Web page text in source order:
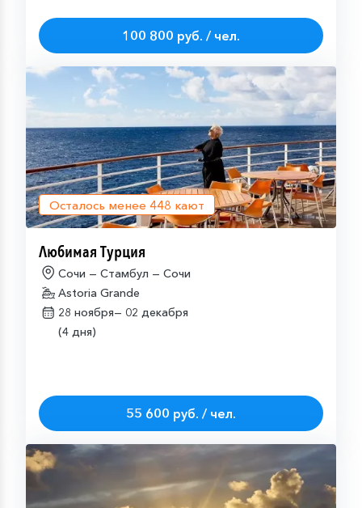
100 800 руб. / чел.
Осталось менее 448 кают
Любимая Турция
Сочи — Стамбул — Сочи
Astoria Grande
28 ноября— 02 декабря
(4 дня)
55 600 руб. / чел.